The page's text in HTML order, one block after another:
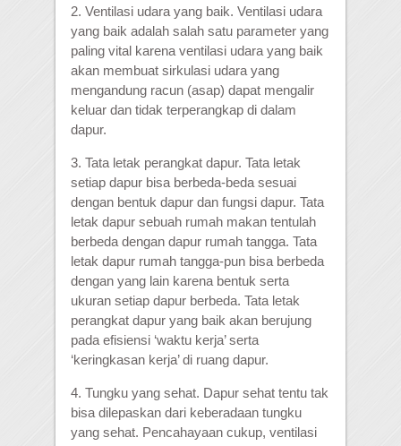
2. Ventilasi udara yang baik. Ventilasi udara
yang baik adalah salah satu parameter yang
paling vital karena ventilasi udara yang baik
akan membuat sirkulasi udara yang
mengandung racun (asap) dapat mengalir
keluar dan tidak terperangkap di dalam
dapur.
3. Tata letak perangkat dapur. Tata letak
setiap dapur bisa berbeda-beda sesuai
dengan bentuk dapur dan fungsi dapur. Tata
letak dapur sebuah rumah makan tentulah
berbeda dengan dapur rumah tangga. Tata
letak dapur rumah tangga-pun bisa berbeda
dengan yang lain karena bentuk serta
ukuran setiap dapur berbeda. Tata letak
perangkat dapur yang baik akan berujung
pada efisiensi ‘waktu kerja’ serta
‘keringkasan kerja’ di ruang dapur.
4. Tungku yang sehat. Dapur sehat tentu tak
bisa dilepaskan dari keberadaan tungku
yang sehat. Pencahayaan cukup, ventilasi